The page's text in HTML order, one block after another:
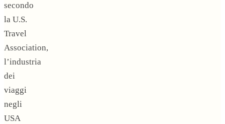
secondo
la U.S.
Travel
Association,
l’industria
dei
viaggi
negli
USA